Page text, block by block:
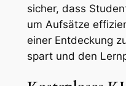
sicher, dass
um Aufsätze
einer Entdeckung
spart und den